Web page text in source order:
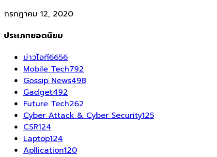
กรกฎาคม 12, 2020
ประเภทยอดนิยม
ข่าวไอที6656
Mobile Tech792
Gossip News498
Gadget492
Future Tech262
Cyber Attack & Cyber Security125
CSR124
Laptop124
Apllication120